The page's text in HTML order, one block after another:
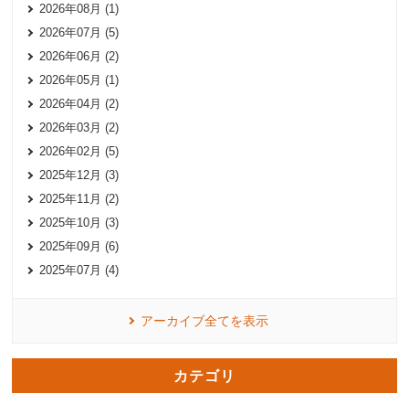
2026年08月 (1)
2026年07月 (5)
2026年06月 (2)
2026年05月 (1)
2026年04月 (2)
2026年03月 (2)
2026年02月 (5)
2025年12月 (3)
2025年11月 (2)
2025年10月 (3)
2025年09月 (6)
2025年07月 (4)
アーカイブ全てを表示
カテゴリ